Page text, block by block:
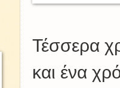
Τέσσερα
και ένα